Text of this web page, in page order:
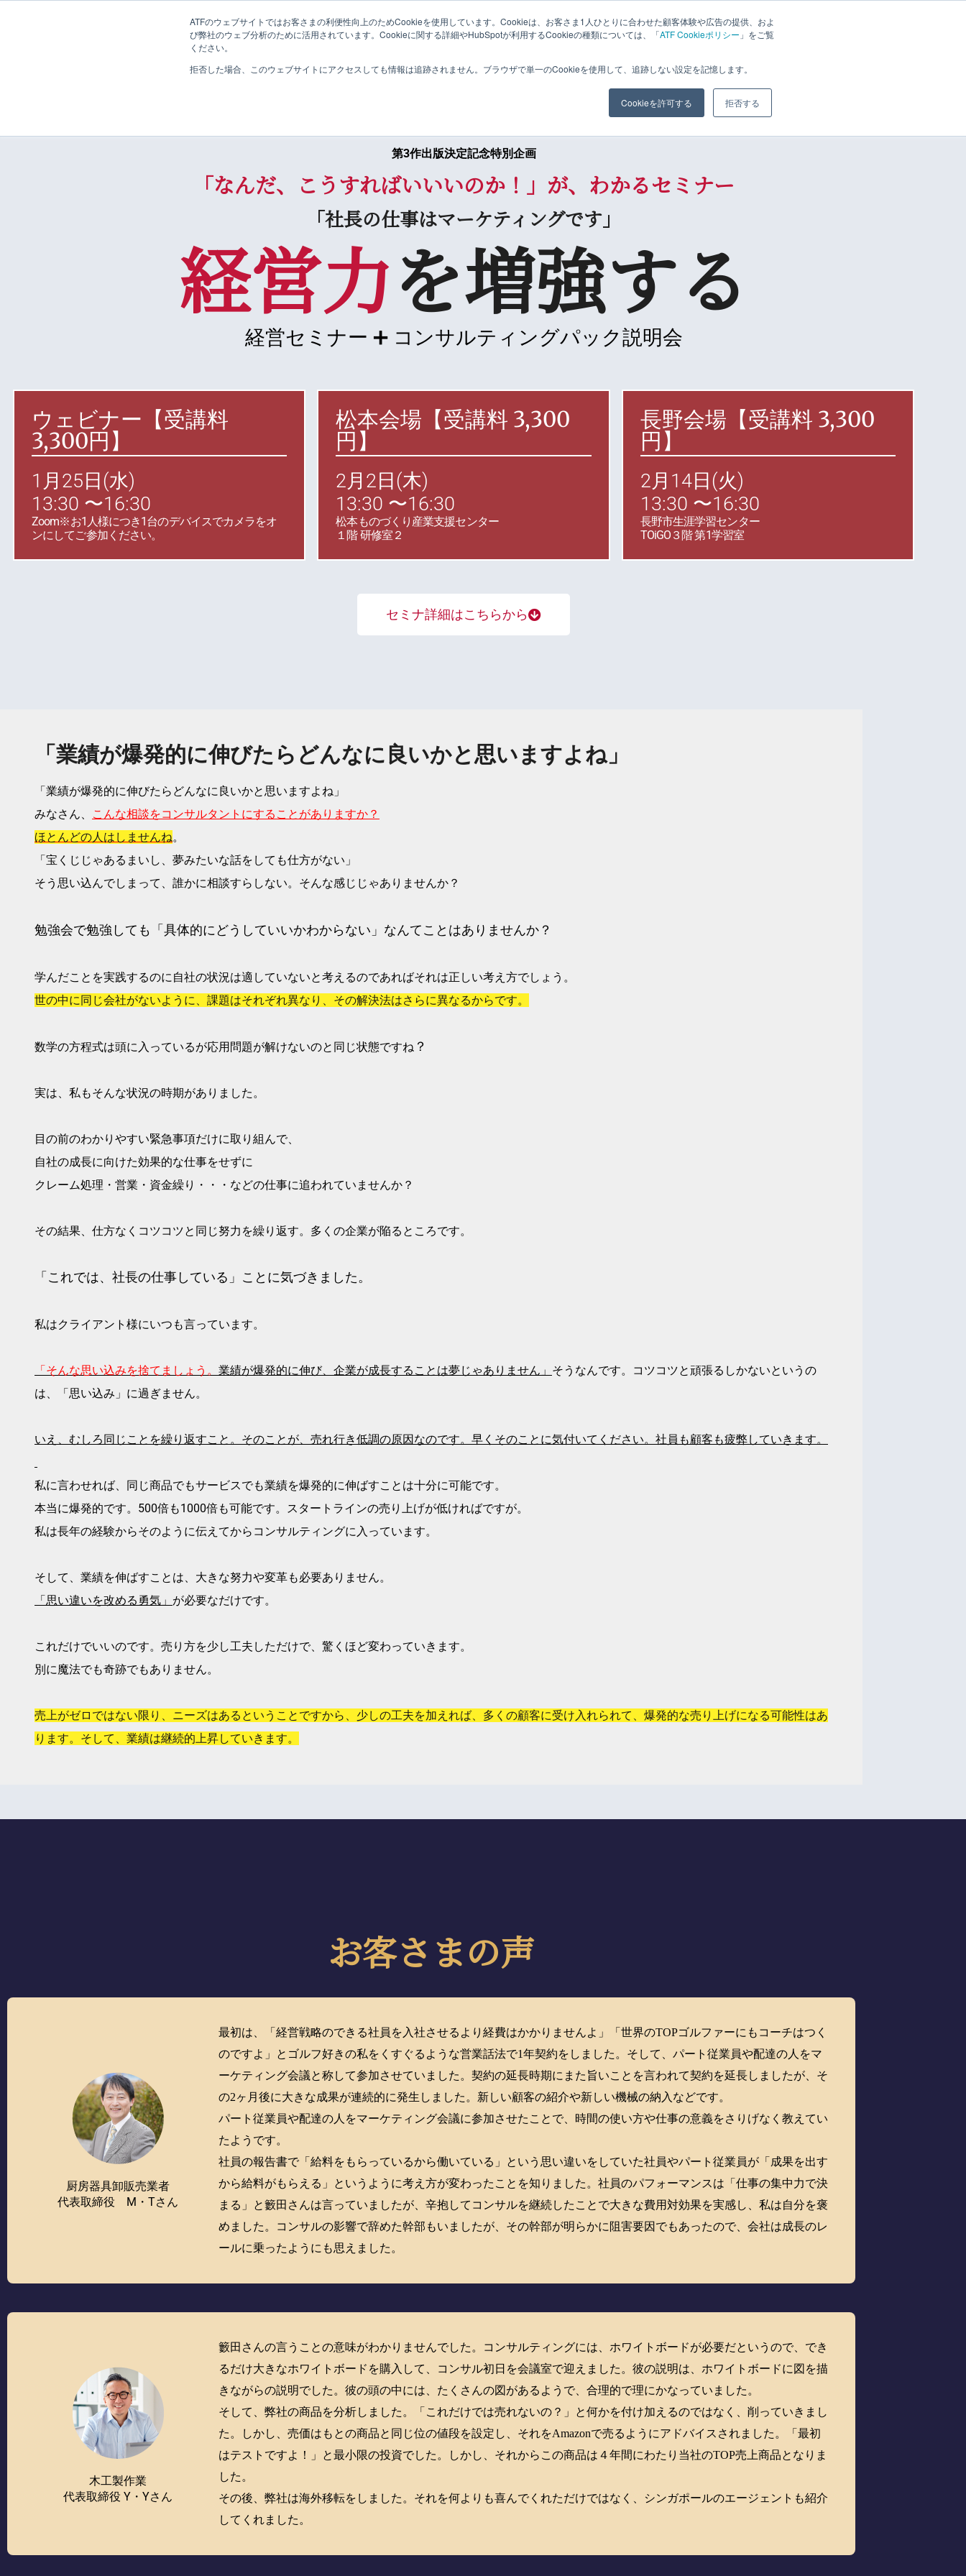
ATFのウェブサイトではお客さまの利便性向上のためCookieを使用しています。Cookieは、お客さま1人ひとりに合わせた顧客体験や広告の提供、およ
び弊社のウェブ分析のために活用されています。Cookieに関する詳細やHubSpotが利用するCookieの種類については、「ATF Cookieポリシー 」をご覧
ください。
拒否した場合、このウェブサイトにアクセスしても情報は追跡されません。ブラウザで単一のCookieを使用して、追跡しない設定を記憶します。
Cookieを許可する 拒否する
第3作出版決定記念特別企画
「なんだ、こうすればいいいのか！」が、わかるセミナー
「社長の仕事はマーケティングです」
経営力を増強する
経営セミナー ➕コンサルティングパック説明会
ウェビナー【受講料
3,300円】
1月25日(水)
13:30 〜16:30
Zoom※お1人様につき1台のデバイスでカメラをオ
ンにしてご参加ください。
松本会場【受講料 3,300
円】
2月2日(木)
13:30 〜16:30
松本ものづくり産業支援センター
１階 研修室２
長野会場【受講料 3,300
円】
2月14日(火)
13:30 〜16:30
長野市生涯学習センター
TOiGO３階 第1学習室
セミナ詳細はこちらから
「業績が爆発的に伸びたらどんなに良いかと思いますよね」
「業績が爆発的に伸びたらどんなに良いかと思いますよね」
みなさん、
こんな相談をコンサルタントにすることがありますか？
ほとんどの人はしませんね。
「宝くじじゃあるまいし、夢みたいな話をしても仕方がない」
そう思い込んでしまって、誰かに相談すらしない。そんな感じじゃありませんか？
勉強会で勉強しても「具体的にどうしていいかわからない」 なんてことはありませんか？
学んだことを実践するのに自社の状況は適していないと考えるのであればそれは正しい考え方でしょう。
世の中に同じ会社がないように、課題はそれぞれ異なり、その解決法はさらに異なるからです。
数学の方程式は頭に入っているが応用問題が解けないのと同じ状態ですね ？
実は、私もそんな状況の時期がありました。
目の前のわかりやすい緊急事項だけに取り組んで、
自社の成長に向けた効果的な仕事をせずに
クレーム処理・営業・資金繰り・・・などの仕事に追われていませんか？
その結果、仕方なくコツコツと同じ努力を繰り返す。多くの企業が陥るところです。
「これでは、社長の仕事している」ことに気づきました。
私はクライアント様にいつも言っています。
「そんな思い込みを捨てましょう。 業績が爆発的に伸び、企業が成長することは夢じゃありません」 そうなんです。コツコツと頑張るしかないというの
は、
「思い込み」 に過ぎません。
いえ、むしろ同じことを繰り返すこと。そのことが、売れ行き低調の原因なのです。早くそのことに気付いてください。社員も顧客も疲弊していきます。
私に言わせれば、同じ商品でもサービスでも業績を爆発的に伸ばすことは十分に可能です。
本当に爆発的です。500倍も1000倍も可能です。スタートラインの売り上げが低ければですが。
私は長年の経験からそのように伝えてからコンサルティングに入っています。
そして、業績を伸ばすことは、大きな努力や変革も必要ありません。
「思い違いを改める勇気」 が必要なだけです。
これだけでいいのです。売り方を少し工夫しただけで、驚くほど変わっていきます。
別に魔法でも奇跡でもありません。
売上がゼロではない限り、ニーズはあるということですから、少しの工夫を加えれば、多くの顧客に受け入れられて、爆発的な売り上げになる可能性はあ
ります。そして、業績は継続的上昇していきます。
お客さまの声
厨房器具卸販売業者
代表取締役 M・Tさん
最初は、「経営戦略のできる社員を入社させるより経費はかかりませんよ」「世界のTOPゴルファーにもコーチはつく
のですよ」とゴルフ好きの私をくすぐるような営業話法で1年契約をしました。そして、パート従業員や配達の人をマ
ーケティング会議と称して参加させていました。契約の延長時期にまた旨いことを言われて契約を延長しましたが、そ
の2ヶ月後に大きな成果が連続的に発生しました。新しい顧客の紹介や新しい機械の納入などです。
パート従業員や配達の人をマーケティング会議に参加させたことで、時間の使い方や仕事の意義をさりげなく教えてい
たようです。
社員の報告書で「給料をもらっているから働いている」という思い違いをしていた社員やパート従業員が「成果を出す
から給料がもらえる」というように考え方が変わったことを知りました。社員のパフォーマンスは「仕事の集中力で決
まる」と籔田さんは言っていましたが、辛抱してコンサルを継続したことで大きな費用対効果を実感し、私は自分を褒
めました。コンサルの影響で辞めた幹部もいましたが、その幹部が明らかに阻害要因でもあったので、会社は成長のレ
ールに乗ったようにも思えました。
木工製作業
代表取締役 Y・Yさん
籔田さんの言うことの意味がわかりませんでした。コンサルティングには、ホワイトボードが必要だというので、でき
るだけ大きなホワイトボードを購入して、コンサル初日を会議室で迎えました。彼の説明は、ホワイトボードに図を描
きながらの説明でした。彼の頭の中には、たくさんの図があるようで、合理的で理にかなっていました。
そして、弊社の商品を分析しました。「これだけでは売れないの？」と何かを付け加えるのではなく、削っていきまし
た。しかし、売価はもとの商品と同じ位の値段を設定し、それをAmazonで売るようにアドバイスされました。「最初
はテストですよ！」と最小限の投資でした。しかし、それからこの商品は４年間にわたり当社のTOP売上商品となりま
した。
その後、弊社は海外移転をしました。それを何よりも喜んでくれただけではなく、シンガポールのエージェントも紹介
してくれました。